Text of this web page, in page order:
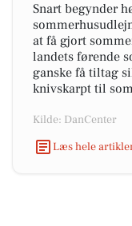
Snart begynder
at få gjort
landets førende
ganske få tiltag
knivskarpt til
Kilde: DanCenter
Læs hele